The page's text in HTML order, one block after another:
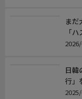
まだ
「
日韓
行」